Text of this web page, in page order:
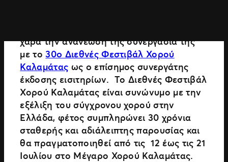
χαρά την ανανέωση της συνεργασία της
με το30o Διεθνές Φεστιβάλ Χορού
Καλαμάτας ως o επίσημος συνεργάτης
έκδοσης εισιτηρίων. Το Διεθνές Φεστιβάλ
Χορού Καλαμάτας είναι συνώνυμο με την
εξέλιξη του σύγχρονου χορού στην
Ελλάδα, φέτος συμπληρώνει 30 χρόνια
σταθερής και αδιάλειπτης παρουσίας και
θα πραγματοποιηθεί από τις 12 έως τις 21
Ιουλίου στο Μέγαρο Χορού Καλαμάτας.